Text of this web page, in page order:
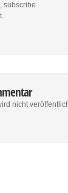
subscribe
nicht